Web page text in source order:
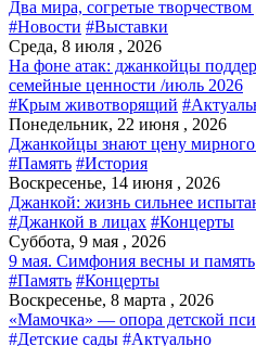
Два мира, согретые
#Новости #Выставки
Среда, 8 июля , 2026
На фоне атак: джанкойцы
семейные ценности /июль 2026
#Крым животворящий
Понедельник, 22 июня , 2026
Джанкойцы знают цену мирного
#Память #История
Воскресенье, 14 июня , 2026
Джанкой: жизнь сильнее
#Джанкой в лицах #Концерты
Суббота, 9 мая , 2026
9 мая. Симфония весны и память
#Память #Концерты
Воскресенье, 8 марта , 2026
«Мамочка» — опора детской
#Детские сады #Актуально